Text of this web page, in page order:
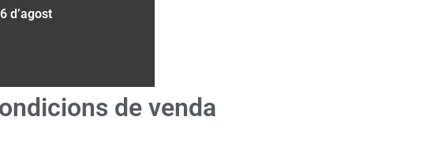
d’agost
de venda